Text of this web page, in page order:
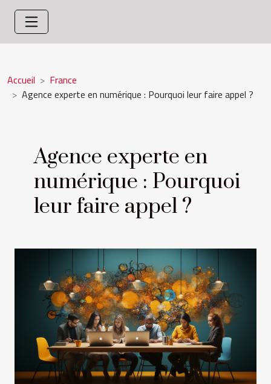
Accueil
France
Agence experte en numérique : Pourquoi leur faire appel ?
Agence experte en
numérique : Pourquoi
leur faire appel ?